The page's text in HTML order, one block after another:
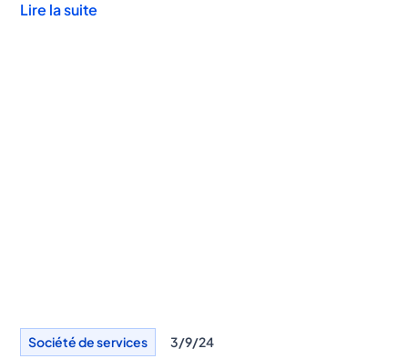
Lire la suite
Société de services 3/9/24